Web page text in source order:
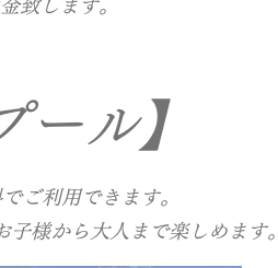
致します。
ール】
ご利用できます。
様から大人まで楽しめます。